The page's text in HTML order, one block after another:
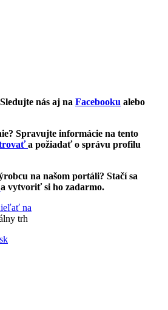
nás aj na Facebooku alebo
Spravujte informácie na tento
a požiadať o správu profilu
na našom portáli? Stačí sa
a vytvoriť si ho zadarmo.
na
trh